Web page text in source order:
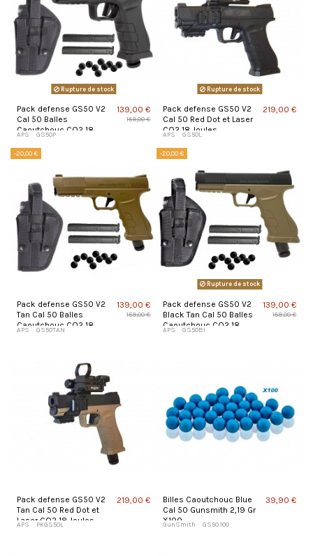
Rupture de stock
Pack defense GS50 V2
Cal 50 Balles
Caoutchouc CO2 18
APS GS50P
139,00 €
159,00 €
Rupture de stock
Pack defense GS50 V2
Cal 50 Red Dot et Laser
CO2 18 Joules
APS GS50L
219,00 €
-20,00 €
Pack defense GS50 V2
Tan Cal 50 Balles
Caoutchouc CO2 18
APS GS50TAN
139,00 €
159,00 €
-20,00 €
Rupture de stock
Pack defense GS50 V2
Black Tan Cal 50 Balles
Caoutchouc CO2 18
APS GS50BI
139,00 €
159,00 €
Pack defense GS50 V2
Tan Cal 50 Red Dot et
Laser CO2 18 Joules
APS PKGS50L
219,00 €
Billes Caoutchouc Blue
Cal 50 Gunsmith 2,19 Gr
X100
GunSmith GS50.100
39,90 €